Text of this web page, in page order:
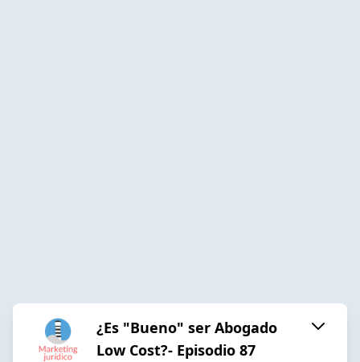
¿Es "Bueno" ser Abogado
Low Cost?- Episodio 87